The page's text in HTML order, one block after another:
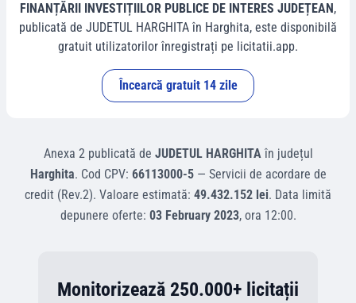
FINANȚĂRII INVESTIȚIILOR PUBLICE DE INTERES JUDEȚEAN,
publicată de JUDETUL HARGHITA în Harghita, este disponibilă
gratuit utilizatorilor înregistrați pe licitatii.app.
Încearcă gratuit 14 zile
Anexa 2publicată de JUDETUL HARGHITAîn județul
Harghita. Cod CPV: 66113000-5— Servicii de acordare de
credit (Rev.2). Valoare estimată: 49.432.152 lei. Data limită
depunere oferte: 03 February 2023, ora 12:00.
Monitorizează 250.000+ licitații